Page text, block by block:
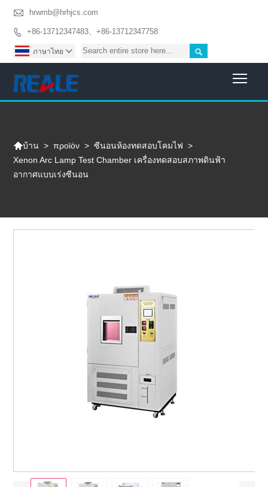
 hrwmb@hrhjcs.com
 +86-13712347483、+86-13712347758

ภาษาไทย 
บ้าน > προϊόν > ซีนอนห้องทดสอบโคมไฟ >
Xenon Arc Lamp Test Chamber เครื่องทดสอบสภาพดินฟ้า
อากาศแบบเร่งซีนอน